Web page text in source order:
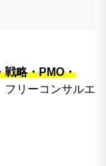
戦略・PMO・
フリーコンサルエ